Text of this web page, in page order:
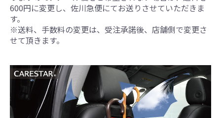
600円に変更し、佐川急便にてお送りさせていただきま
す。
※送料、手数料の変更は、受注承諾後、店舗側で変更さ
せて頂きます。